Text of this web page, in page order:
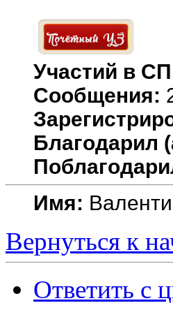
Участий в
Сообщения:
Благодарил
Имя:
Вернуться к
Ответить с